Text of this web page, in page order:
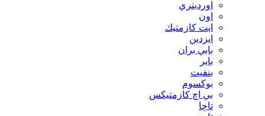
اوردينري
اون
ايت كازمتيك
ايزدين
بابي بران
بایر
بنفيت
بوكسوم
بي اچ كازمتيكس
تاچا